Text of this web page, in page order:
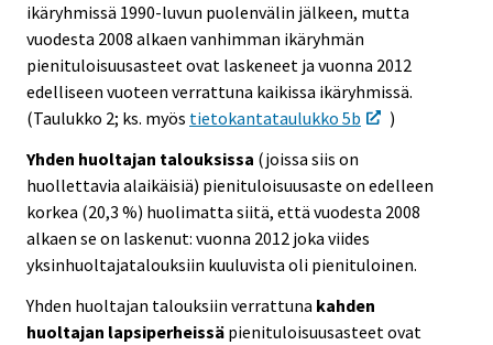
ikäryhmissä 1990-luvun puolenvälin jälkeen, mutta
vuodesta 2008 alkaen vanhimman ikäryhmän
pienituloisuusasteet ovat laskeneet ja vuonna 2012
edelliseen vuoteen verrattuna kaikissa ikäryhmissä.
(Taulukko 2; ks. myös tietokantataulukko 5b
)
Yhden huoltajan talouksissa (joissa siis on
huollettavia alaikäisiä) pienituloisuusaste on edelleen
korkea (20,3 %) huolimatta siitä, että vuodesta 2008
alkaen se on laskenut: vuonna 2012 joka viides
yksinhuoltajatalouksiin kuuluvista oli pienituloinen.
Yhden huoltajan talouksiin verrattuna kahden
huoltajan lapsiperheissä pienituloisuusasteet ovat